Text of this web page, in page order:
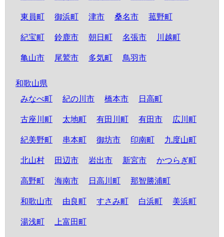
東員町 御浜町 津市 桑名市 菰野町
紀宝町 鈴鹿市 朝日町 名張市 川越町
亀山市 尾鷲市 多気町 鳥羽市
和歌山県
みなべ町
紀の川市 橋本市 日高町
古座川町 太地町 有田川町 有田市 広川町
紀美野町 串本町 御坊市 印南町 九度山町
北山村 田辺市 岩出市 新宮市 かつらぎ町
高野町 海南市 日高川町 那智勝浦町
和歌山市 由良町 すさみ町 白浜町 美浜町
湯浅町 上富田町